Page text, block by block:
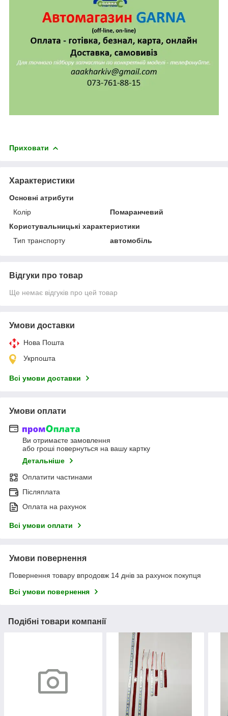
Приховати
Характеристики
Основні атрибути
Колір
Помаранчевий
Користувальницькі характеристики
Тип транспорту
автомобіль
Відгуки про товар
Ще немає відгуків про цей товар
Умови доставки
Нова Пошта
Укрпошта
Всі умови доставки
Умови оплати
Ви отримаєте замовлення
або гроші повернуться на вашу картку
Детальніше
Оплатити частинами
Післяплата
Оплата на рахунок
Всі умови оплати
Умови повернення
Повернення товару впродовж 14 днів за рахунок покупця
Всі умови повернення
Подібні товари компанії